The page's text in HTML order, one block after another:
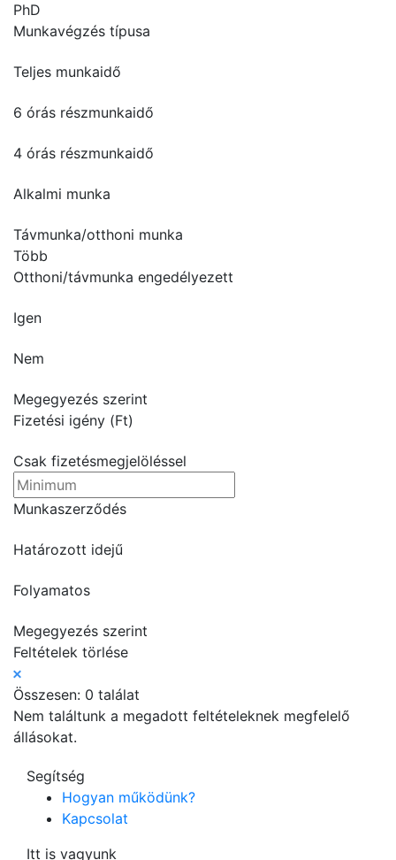
PhD
Munkavégzés típusa
Teljes munkaidő
6 órás részmunkaidő
4 órás részmunkaidő
Alkalmi munka
Távmunka/otthoni munka
Több
Otthoni/távmunka engedélyezett
Igen
Nem
Megegyezés szerint
Fizetési igény (Ft)
Csak fizetésmegjelöléssel
Munkaszerződés
Határozott idejű
Folyamatos
Megegyezés szerint
Feltételek törlése
Összesen: 0 találat
Nem találtunk a megadott feltételeknek megfelelő
állásokat.
Segítség
Hogyan működünk?
Kapcsolat
Itt is vagyunk